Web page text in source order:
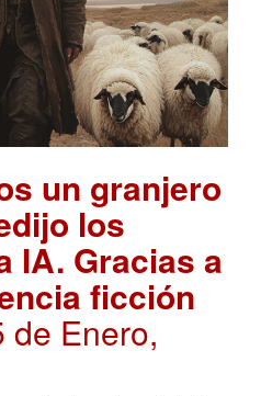
un granjero
los
IA. Gracias a
ficción
de Enero,